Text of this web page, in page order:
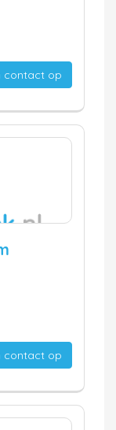
contact op
contact op